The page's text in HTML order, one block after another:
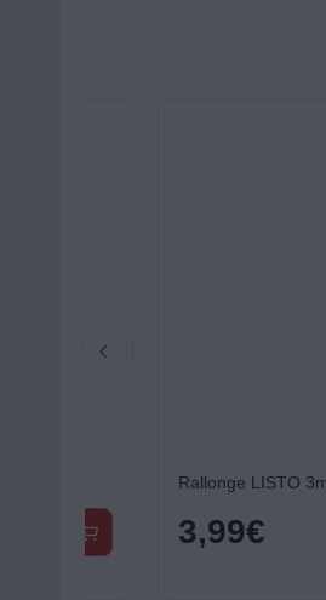
Rallonge LISTO 3m 6A
€